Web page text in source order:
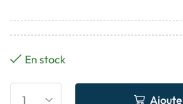
En stock